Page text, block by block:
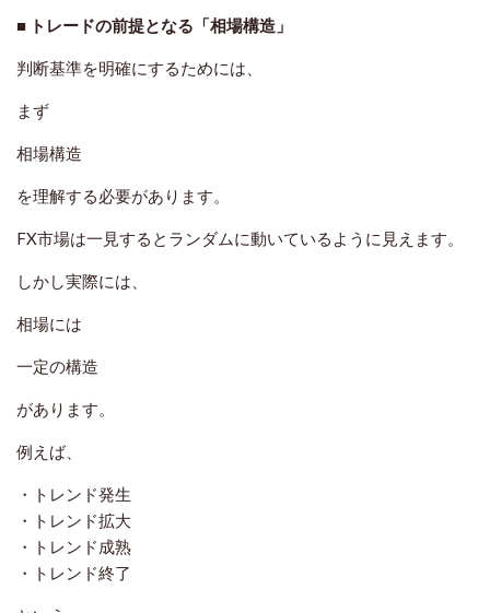
■ トレードの前提となる「相場構造」
判断基準を明確にするためには、
まず
相場構造
を理解する必要があります。
FX市場は一見するとランダムに動いているように見えます。
しかし実際には、
相場には
一定の構造
があります。
例えば、
・トレンド発生
・トレンド拡大
・トレンド成熟
・トレンド終了